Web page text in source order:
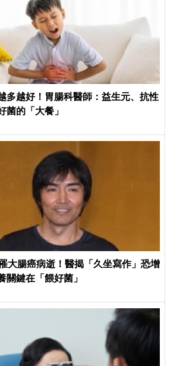
多越好！胃腸科醫師：益生元、抗性
菌的「大餐」
大腸癌病逝！醫揭「久坐寫作」恐增
鍵在「餵好菌」